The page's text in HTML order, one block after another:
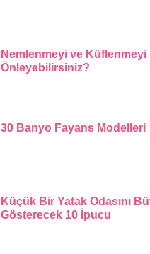
Nemlenmeyi ve Küflenmeyi
Önleyebilirsiniz?
30 Banyo Fayans Modelleri
Küçük Bir Yatak Odasını
Gösterecek 10 İpucu